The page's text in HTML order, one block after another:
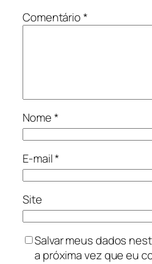
Comentário*
Nome*
E-mail*
Site
Salvar meus dados
a próxima vez que eu